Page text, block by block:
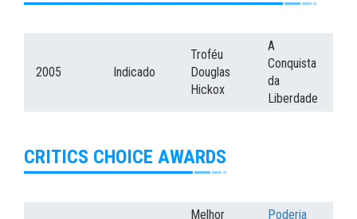
2005 Indicado
Troféu
Douglas
Hickox
A
Conquista
da
Liberdade
CRITICS CHOICE AWARDS
Melhor Poderia